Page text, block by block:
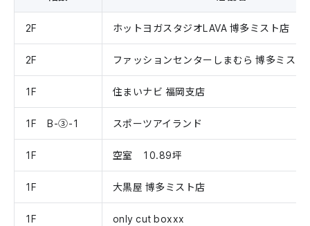
2F ホットヨガスタジオLAVA 博多ミスト店
2F ファッションセンターしまむら 博多ミスト
1F 住まいナビ 福岡支店
1F B-③-1 スポーツアイランド
1F 空室 10.89坪
1F 大黒屋 博多ミスト店
1F only cut boxxx